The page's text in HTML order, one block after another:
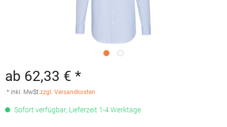
ab 62,33 € *
* inkl. MwSt.zzgl. Versandkosten
Sofort verfügbar, Lieferzeit 1-4 Werktage